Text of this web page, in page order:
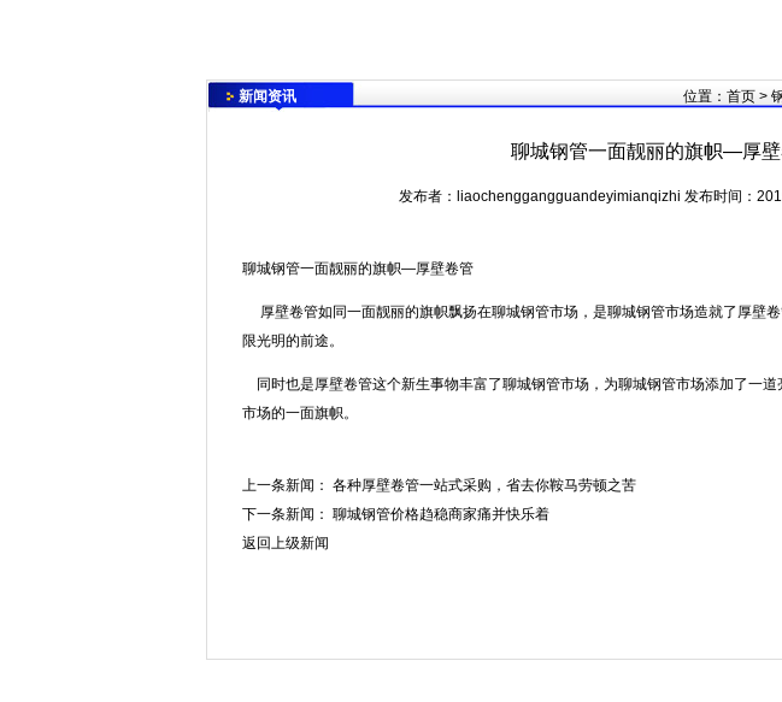
新闻资讯 位置： 首页>
聊城钢管一面靓丽的旗帜—厚
发布者：liaochenggangguandeyimianqizhi 发布时间：
聊城钢管一面靓丽的旗帜—厚壁卷管
厚壁卷管如同一面靓丽的旗帜飘扬在聊城钢管市场，是聊城钢管市场造就了 厚壁
限光明的前途。
同时也是厚壁卷管这个新生事物丰富了聊城钢管市场，为聊城钢管市场添加了一
市场的一面旗帜。
上一条新闻： 各种厚壁卷管一站式采购，省去你鞍马劳顿之苦
下一条新闻： 聊城钢管价格趋稳商家痛并快乐着
返回上级新闻